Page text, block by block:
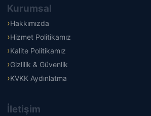
Kurumsal
Hakkımızda
Hizmet Politikamız
Kalite Politikamız
Gizlilik & Güvenlik
KVKK Aydınlatma
İletişim